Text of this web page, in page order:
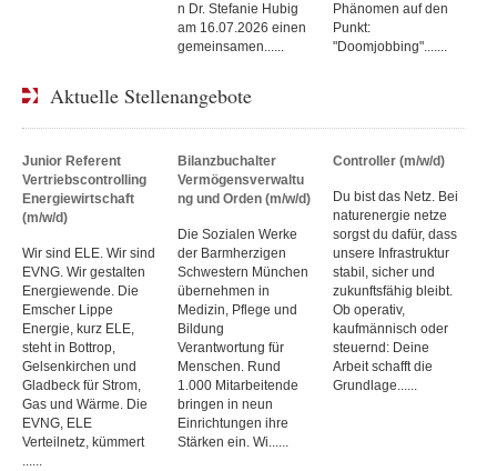
n Dr. Stefanie Hubig
am 16.07.2026 einen
gemeinsamen......
Phänomen auf den
Punkt:
"Doomjobbing".......
Aktuelle Stellenangebote
Junior Referent
Vertriebscontrolling
Energiewirtschaft
(m/w/d)
Wir sind ELE. Wir sind
EVNG. Wir gestalten
Energiewende. Die
Emscher Lippe
Energie, kurz ELE,
steht in Bottrop,
Gelsenkirchen und
Gladbeck für Strom,
Gas und Wärme. Die
EVNG, ELE
Verteilnetz, kümmert
......
Bilanzbuchalter
Vermögensverwaltu
ng und Orden (m/w/d)
Die Sozialen Werke
der Barmherzigen
Schwestern München
übernehmen in
Medizin, Pflege und
Bildung
Verantwortung für
Menschen. Rund
1.000 Mitarbeitende
bringen in neun
Einrichtungen ihre
Stärken ein. Wi......
Controller (m/w/d)
Du bist das Netz. Bei
naturenergie netze
sorgst du dafür, dass
unsere Infrastruktur
stabil, sicher und
zukunftsfähig bleibt.
Ob operativ,
kaufmännisch oder
steuernd: Deine
Arbeit schafft die
Grundlage......